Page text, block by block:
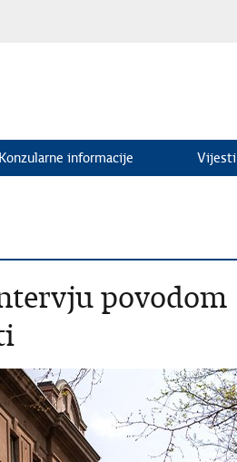
Konzularne informacije Vijesti
povodom